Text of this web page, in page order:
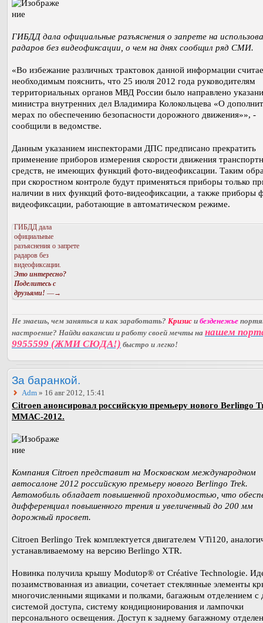
ГИБДД дала официальные разъяснения о запрете на
радаров без видеофиксации, о чем на днях сообщил ряд СМИ.
«Во избежание различных трактовок данной информации
необходимым пояснить, что 25 июля 2012 года руководителям
территориальных органов МВД России было направлено
министра внутренних дел Владимира Колокольцева «О
мерах по обеспечению безопасности дорожного движения»», -
сообщили в ведомстве.
Данным указанием инспекторами ДПС предписано прекратить
применение приборов измерения скорости движения
средств, не имеющих функций фото-видеофиксации. Таким
при скоростном контроле будут применяться приборы только
наличии в них функций фото-видеофиксации, а также приборы
видеофиксации, работающие в автоматическом режиме.
ГИБДД дала
официальные
разъяснения о запрете
радаров без
видеофиксации.
Это интересно?
Поделитесь с
друзьями! —→
Не знаешь, чем заняться и как заработать? Кризис и безденежье
настроение? Найди вакансии и работу своей мечты на нашем
9955599 (ЖМИ СЮДА!) быстро и легко!
За баранкой.
Adm » 16 авг 2012, 15:41
Citroen анонсировал российскую премьеру нового Berlingo
ММАС-2012.
Компания Citroen представит на Московском международном
автосалоне 2012 российскую премьеру нового Berlingo Trek.
Автомобиль обладает повышенной проходимостью, что
дифференциал повышенного трения и увеличенный до 200 мм
дорожный просвет.
Citroen Berlingo Trek комплектуется двигателем VTi120,
устанавливаемому на версию Berlingo XTR.
Новинка получила крышу Modutop® от Créative Technologie.
позаимствованная из авиации, сочетает стеклянные элементы
многочисленными ящиками и полками, багажным отделением с
системой доступа, систему кондиционирования и лампочки
персонального освещения. Доступ к заднему багажному